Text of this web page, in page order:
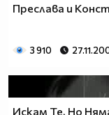
Преслава и
3 910
Искам Те, Но